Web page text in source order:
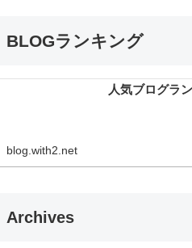
BLOGランキング
人気ブログラ
blog.with2.net
Archives